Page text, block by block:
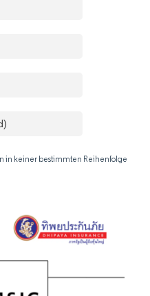
in keiner bestimmten Reihenfolge